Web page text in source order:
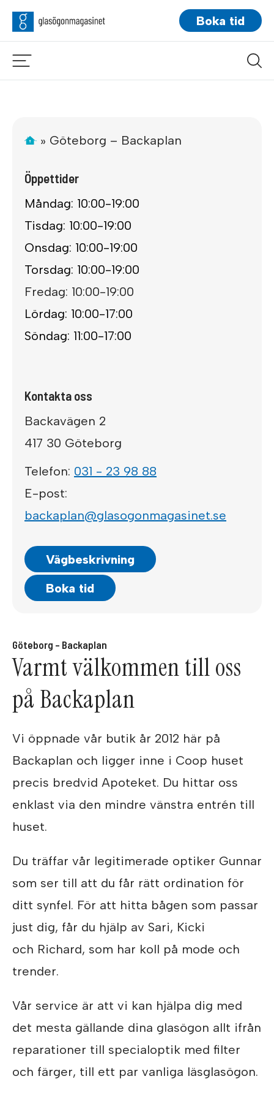
Boka tid
» Göteborg – Backaplan
Öppettider
Måndag: 10:00-19:00
Tisdag: 10:00-19:00
Onsdag: 10:00-19:00
Torsdag: 10:00-19:00
Fredag: 10:00-19:00
Lördag: 10:00-17:00
Söndag: 11:00-17:00
Kontakta oss
Backavägen 2
417 30 Göteborg
Telefon: 031 - 23 98 88
E-post:
backaplan@glasogonmagasinet.se
Vägbeskrivning
Boka tid
Göteborg – Backaplan
Varmt välkommen till oss
på Backaplan
Vi öppnade vår butik år 2012 här på
Backaplan och ligger inne i Coop huset
precis bredvid Apoteket. Du hittar oss
enklast via den mindre vänstra entrén till
huset.
Du träffar vår legitimerade optiker Gunnar
som ser till att du får rätt ordination för
ditt synfel. För att hitta bågen som passar
just dig, får du hjälp av Sari, Kicki
och Richard, som har koll på mode och
trender.
Vår service är att vi kan hjälpa dig med
det mesta gällande dina glasögon allt ifrån
reparationer till specialoptik med filter
och färger, till ett par vanliga läsglasögon.